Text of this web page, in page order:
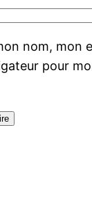
nom, mon
pour